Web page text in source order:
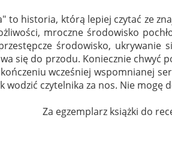
to historia, którą lepiej czytać ze
mroczne środowisko
środowisko, ukrywanie
się do przodu. Koniecznie chwyć
wcześniej wspomnianej
wodzić czytelnika za nos. Nie mogę
Za egzemplarz książki do